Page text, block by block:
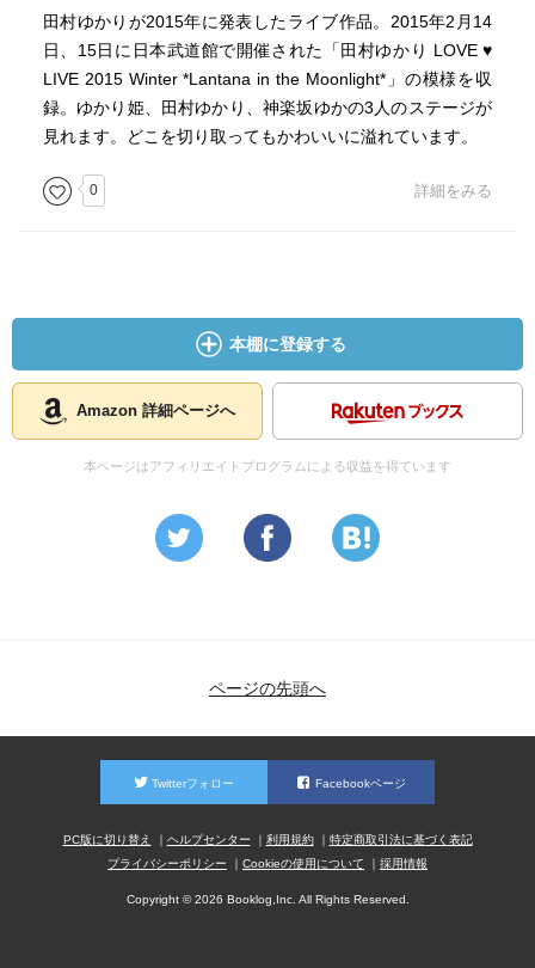
田村ゆかりが2015年に発表したライブ作品。2015年2月14
日、15日に日本武道館で開催された「田村ゆかり LOVE ♥
LIVE 2015 Winter *Lantana in the Moonlight*」の模様を収
録。ゆかり姫、田村ゆかり、神楽坂ゆかの3人のステージが
見れます。どこを切り取ってもかわいいに溢れています。
0 詳細をみる
本棚に登録する
Amazon 詳細ページへ
本ページはアフィリエイトプログラムによる収益を得ています
ページの先頭へ
Twitterフォロー Facebookページ
PC版に切り替え ヘルプセンター 利用規約
特定商取引法に基づく表記
プライバシーポリシー
Cookieの使用について 採用情報
Copyright © 2026 Booklog,Inc. All Rights Reserved.